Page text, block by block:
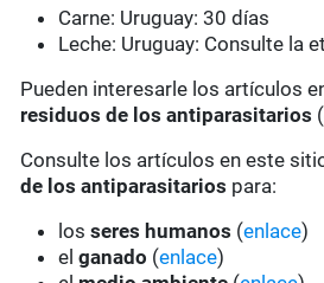
Carne: Uruguay: 30 días
Leche: Uruguay: Consulte la
Pueden interesarle los artículos
residuos de los antiparasitarios (
Consulte los artículos en este
de los antiparasitarios para:
losseres humanos (enlace)
elganado (enlace)